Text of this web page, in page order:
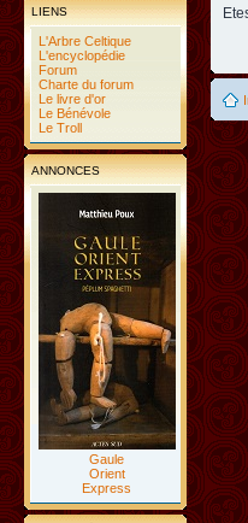
LIENS
L'Arbre Celtique
L'encyclopédie
Forum
Charte du forum
Le livre d'or
Le Bénévole
Le Troll
ANNONCES
Gaule
Orient
Express